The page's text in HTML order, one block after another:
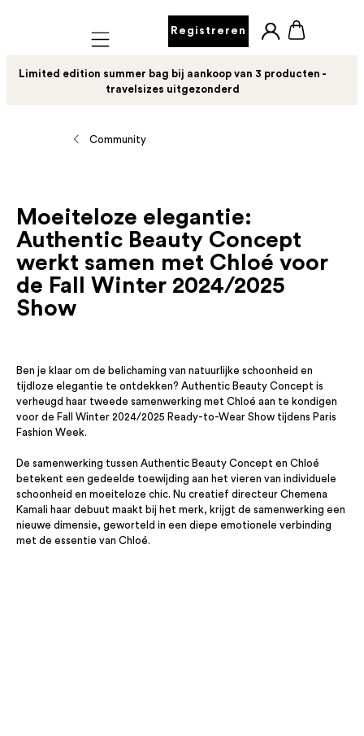
Mobile navigation
Registreren
Limited edition summer bag bij aankoop van 3 producten -
travelsizes uitgezonderd
Community
Moeiteloze elegantie:
Authentic Beauty Concept
werkt samen met Chloé voor
de Fall Winter 2024/2025
Show
Ben je klaar om de belichaming van natuurlijke schoonheid en
tijdloze elegantie te ontdekken? Authentic Beauty Concept is
verheugd haar tweede samenwerking met Chloé aan te kondigen
voor de Fall Winter 2024/2025 Ready-to-Wear Show tijdens Paris
Fashion Week.
De samenwerking tussen Authentic Beauty Concept en Chloé
betekent een gedeelde toewijding aan het vieren van individuele
schoonheid en moeiteloze chic. Nu creatief directeur Chemena
Kamali haar debuut maakt bij het merk, krijgt de samenwerking een
nieuwe dimensie, geworteld in een diepe emotionele verbinding
met de essentie van Chloé.